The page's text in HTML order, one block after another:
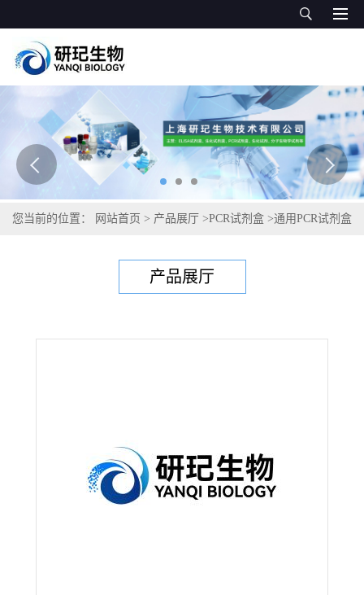
您当前的位置： 网站首页 > 产品展厅 >PCR试剂盒 >通用PCR试剂盒
产品展厅